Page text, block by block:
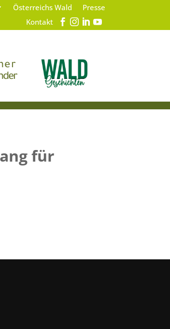
Österreichs Wald
Presse
Kontakt
für